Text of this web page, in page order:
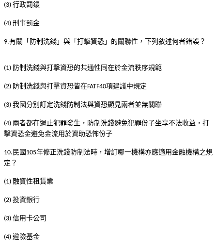
(3) 行政罰鍰
(4) 刑事罰金
9.有關「防制洗錢」與「打擊資恐」的關聯性，下列敘述何者錯誤？
(1) 防制洗錢與打擊資恐的共通性同在於金流秩序規範
(2) 防制洗錢與打擊資恐皆在FATF40項建議中規定
(3) 我國分別訂定洗錢防制法與資恐顯見兩者並無關聯
(4) 兩者都在遏止犯罪發生，防制洗錢避免犯罪份子坐享不法收益，打
擊資恐金避免金流用於資助恐怖份子
10. 民國 105年修正洗錢防制法時，增訂哪一機構亦應適用金融機構之規
定？
(1) 融資性租賃業
(2) 投資銀行
(3) 信用卡公司
(4) 避險基金